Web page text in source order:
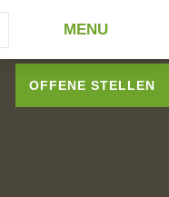
MENU
GASTRONOMIE
OFFENE STELLEN